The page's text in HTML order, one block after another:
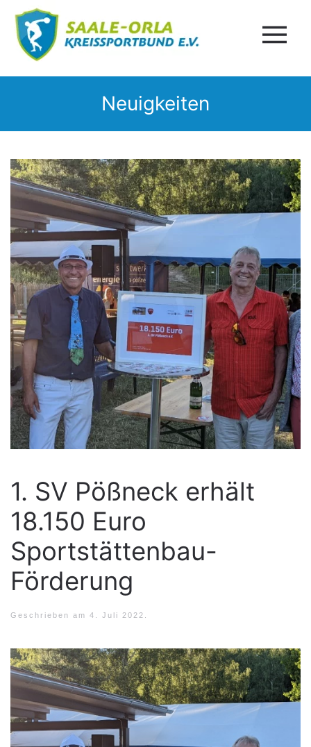
Neuigkeiten
1. SV Pößneck erhält
18.150 Euro
Sportstättenbau-
Förderung
Geschrieben am 4. Juli 2022